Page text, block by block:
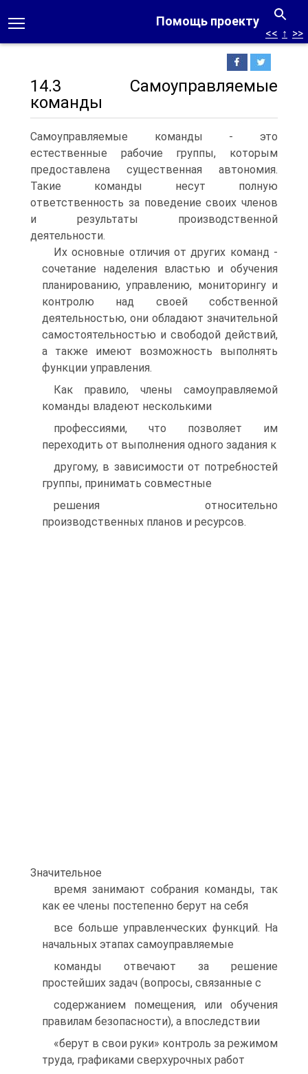
Помощь проекту
<< ↑ >>
14.3 Самоуправляемые
команды
Самоуправляемые команды - это
естественные рабочие группы, которым
предоставлена существенная автономия.
Такие команды несут полную
ответственность за поведение своих членов
и результаты производственной
деятельности.
Их основные отличия от других команд -
сочетание наделения властью и обучения
планированию, управлению, мониторингу и
контролю над своей собственной
деятельностью, они обладают значительной
самостоятельностью и свободой действий,
а также имеют возможность выполнять
функции управления.
Как правило, члены самоуправляемой
команды владеют несколькими
профессиями, что позволяет им
переходить от выполнения одного задания к
другому, в зависимости от потребностей
группы, принимать совместные
решения относительно
производственных планов и ресурсов.
Значительное
время занимают собрания команды, так
как ее члены постепенно берут на себя
все больше управленческих функций. На
начальных этапах самоуправляемые
команды отвечают за решение
простейших задач (вопросы, связанные с
содержанием помещения, или обучения
правилам безопасности), а впоследствии
«берут в свои руки» контроль за режимом
труда, графиками сверхурочных работ